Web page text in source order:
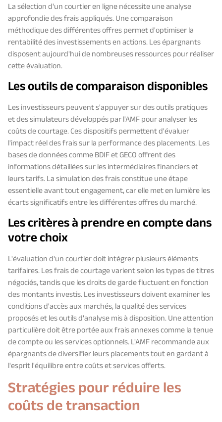
La sélection d'un courtier en ligne nécessite une analyse
approfondie des frais appliqués. Une comparaison
méthodique des différentes offres permet d'optimiser la
rentabilité des investissements en actions. Les épargnants
disposent aujourd'hui de nombreuses ressources pour réaliser
cette évaluation.
Les outils de comparaison disponibles
Les investisseurs peuvent s'appuyer sur des outils pratiques
et des simulateurs développés par l'AMF pour analyser les
coûts de courtage. Ces dispositifs permettent d'évaluer
l'impact réel des frais sur la performance des placements. Les
bases de données comme BDIF et GECO offrent des
informations détaillées sur les intermédiaires financiers et
leurs tarifs. La simulation des frais constitue une étape
essentielle avant tout engagement, car elle met en lumière les
écarts significatifs entre les différentes offres du marché.
Les critères à prendre en compte dans
votre choix
L'évaluation d'un courtier doit intégrer plusieurs éléments
tarifaires. Les frais de courtage varient selon les types de titres
négociés, tandis que les droits de garde fluctuent en fonction
des montants investis. Les investisseurs doivent examiner les
conditions d'accès aux marchés, la qualité des services
proposés et les outils d'analyse mis à disposition. Une attention
particulière doit être portée aux frais annexes comme la tenue
de compte ou les services optionnels. L'AMF recommande aux
épargnants de diversifier leurs placements tout en gardant à
l'esprit l'équilibre entre coûts et services offerts.
Stratégies pour réduire les
coûts de transaction